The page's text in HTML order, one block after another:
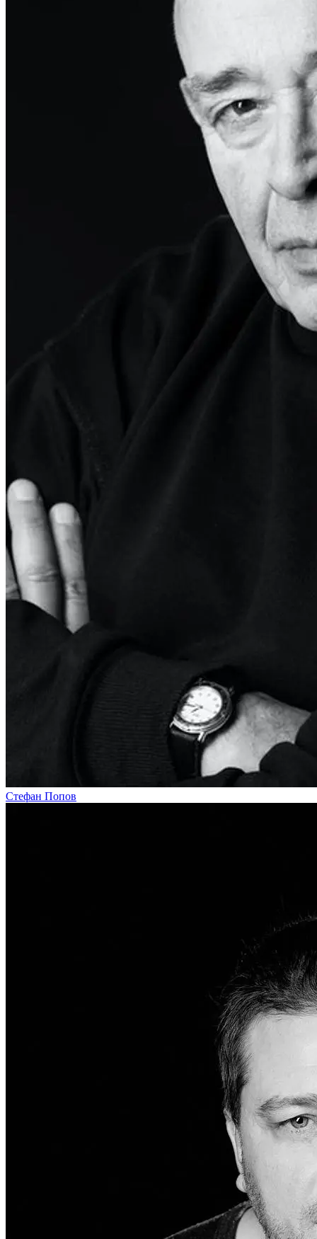
Стефан Попов